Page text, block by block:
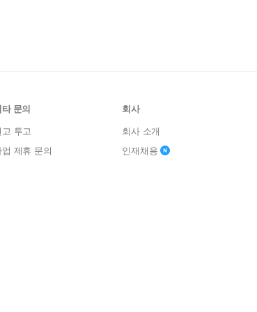
타 문의
고 투고
업 제휴 문의
회사
회사 소개
인재채용